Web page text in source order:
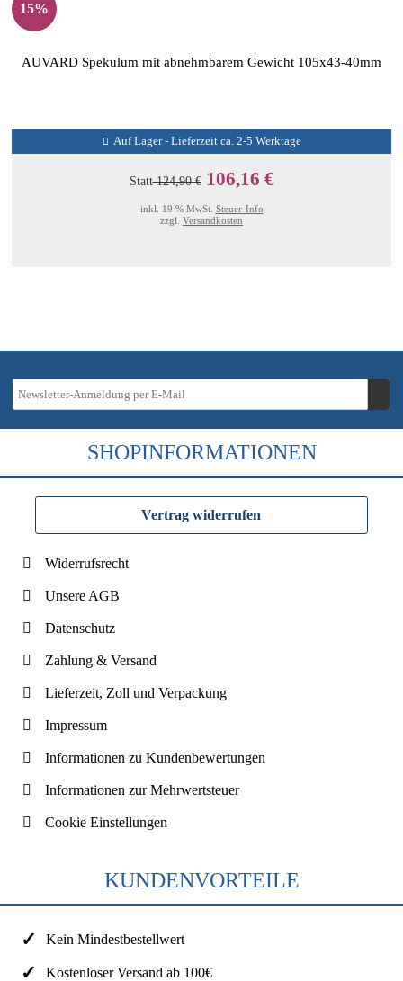
15%
AUVARD Spekulum mit abnehmbarem Gewicht 105x43-40mm
Auf Lager - Lieferzeit ca. 2-5 Werktage
Statt124,90 € 106,16 €
inkl. 19 % MwSt. Steuer-Info
zzgl. Versandkosten
SHOPINFORMATIONEN
Vertrag widerrufen
Widerrufsrecht
Unsere AGB
Datenschutz
Zahlung & Versand
Lieferzeit, Zoll und Verpackung
Impressum
Informationen zu Kundenbewertungen
Informationen zur Mehrwertsteuer
Cookie Einstellungen
KUNDENVORTEILE
Kein Mindestbestellwert
Kostenloser Versand ab 100€